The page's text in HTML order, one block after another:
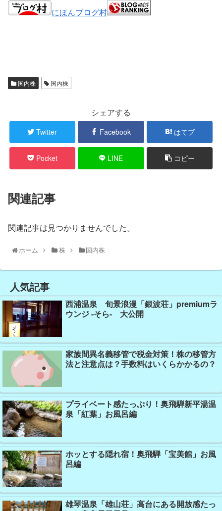
にほんブログ村
国内株 国内株
シェアする
Twitter Facebook はてブ
Pocket LINE コピー
関連記事
関連記事は見つかりませんでした。
ホーム 株 国内株
人気記事
西浦温泉 旬景浪漫「銀波荘」premiumラ
ウンジ -そら- 大公開
家族間異名義移管で税金対策！株の移管方
法と注意点は？手数料はいくらかかるの？
プライベート感たっぷり！奥飛騨新平湯温
泉「紅葉」お風呂編
ホッとする隠れ宿！奥飛騨「宝美館」お風
呂編
雄琴温泉「雄山荘」高台にある開放感たっ